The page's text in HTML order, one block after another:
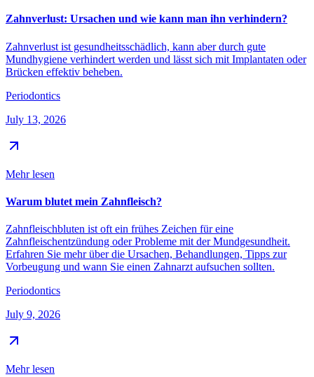
Zahnverlust: Ursachen und wie kann man ihn verhindern?
Zahnverlust ist gesundheitsschädlich, kann aber durch gute
Mundhygiene verhindert werden und lässt sich mit Implantaten oder
Brücken effektiv beheben.
Periodontics
July 13, 2026
Mehr lesen
Warum blutet mein Zahnfleisch?
Zahnfleischbluten ist oft ein frühes Zeichen für eine
Zahnfleischentzündung oder Probleme mit der Mundgesundheit.
Erfahren Sie mehr über die Ursachen, Behandlungen, Tipps zur
Vorbeugung und wann Sie einen Zahnarzt aufsuchen sollten.
Periodontics
July 9, 2026
Mehr lesen